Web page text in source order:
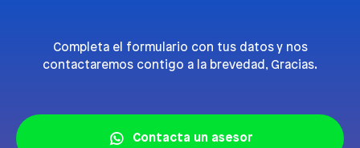
Completa el formulario con tus datos y nos
contactaremos contigo a la brevedad, Gracias.
Contacta un asesor